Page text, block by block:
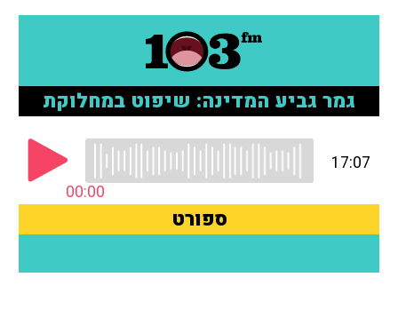
מדיניות פרטיות
רשיון להקרנה פומבית לבית עסק
הצטרפות לחבילת הערוצים
תגיות
המגזין